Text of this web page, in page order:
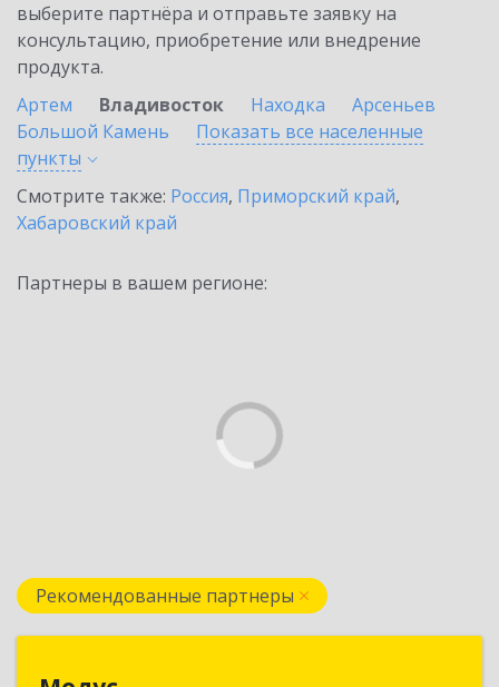
выберите партнёра и отправьте заявку на
консультацию, приобретение или внедрение
продукта.
Артем
Владивосток Находка
Арсеньев
Большой Камень
Показать все населенные
пункты
Смотрите также: Россия, Приморский край,
Хабаровский край
Партнеры в вашем регионе:
Рекомендованные партнеры